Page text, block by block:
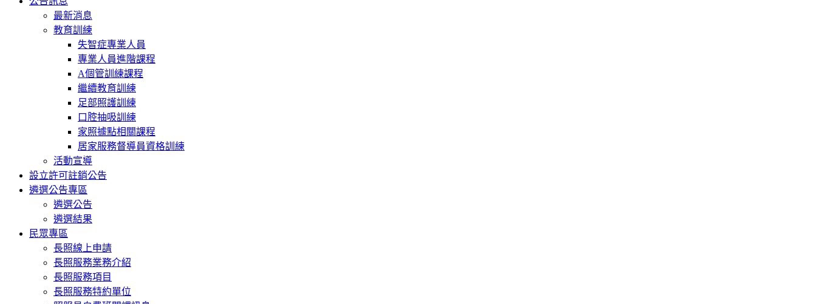
最新消息
教育訓練
失智症專業人員
專業人員進階課程
A個管訓練課程
繼續教育訓練
足部照護訓練
口腔抽吸訓練
家照據點相關課程
居家服務督導員資格訓練
活動宣導
設立許可註銷公告
遴選公告專區
遴選公告
遴選結果
民眾專區
長照線上申請
長照服務業務介紹
長照服務項目
長照服務特約單位